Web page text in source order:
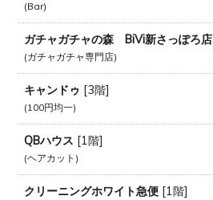
Bar
ガチャガチャの森 BiVi新さっぽろ店
ガチャガチャ専門店
キャンドゥ [3階]
100円均一
QBハウス [1階]
ヘアカット
クリーニングホワイト急便 [1階]